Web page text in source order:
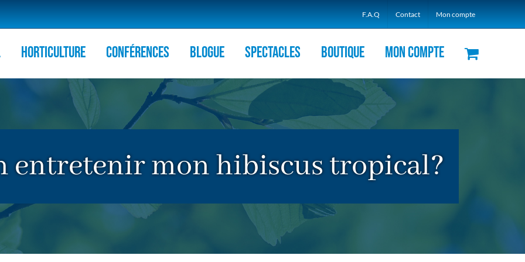
F.A.Q Contact Mon compte
HORTICULTURE Conférences Blogue Spectacles Boutique Mon compte
entretenir mon hibiscus tropical?